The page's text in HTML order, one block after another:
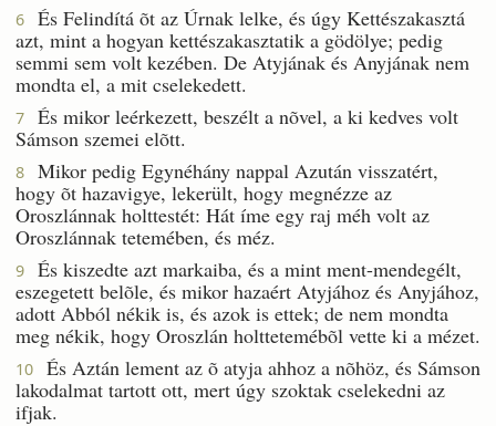
6
És Felindítá õt az Úrnak lelke, és úgy Kettészakasztá
azt, mint a hogyan kettészakasztatik a gödölye; pedig
semmi sem volt kezében. De Atyjának és Anyjának nem
mondta el, a mit cselekedett.
7
És mikor leérkezett, beszélt a nõvel, a ki kedves volt
Sámson szemei elõtt.
8
Mikor pedig Egynéhány nappal Azután visszatért,
hogy õt hazavigye, lekerült, hogy megnézze az
Oroszlánnak holttestét: Hát íme egy raj méh volt az
Oroszlánnak tetemében, és méz.
9
És kiszedte azt markaiba, és a mint ment-mendegélt,
eszegetett belõle, és mikor hazaért Atyjához és Anyjához,
adott Abból nékik is, és azok is ettek; de nem mondta
meg nékik, hogy Oroszlán holttetemébõl vette ki a mézet.
10
És Aztán lement az õ atyja ahhoz a nõhöz, és Sámson
lakodalmat tartott ott, mert úgy szoktak cselekedni az
ifjak.